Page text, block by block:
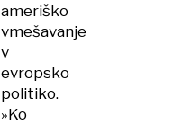
ameriško
vmešavanje
v
evropsko
politiko.
»Ko